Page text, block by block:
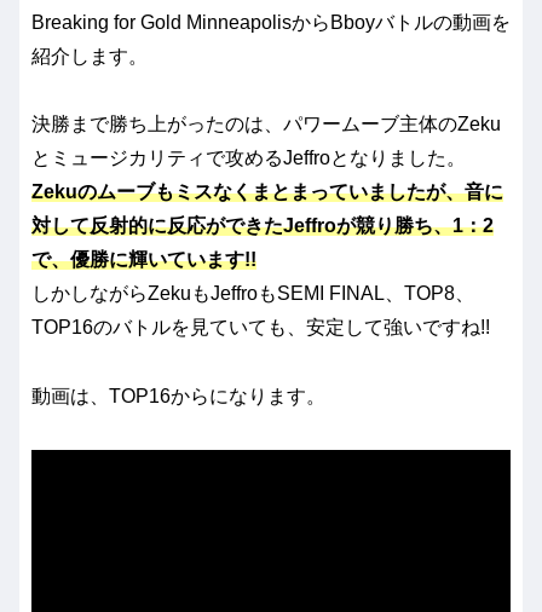
Breaking for Gold MinneapolisからBboyバトルの動画を
紹介します。
決勝まで勝ち上がったのは、パワームーブ主体のZeku
とミュージカリティで攻めるJeffroとなりました。
Zekuのムーブもミスなくまとまっていましたが、音に
対して反射的に反応ができたJeffroが競り勝ち、1：2
で、優勝に輝いています!!
しかしながらZekuもJeffroもSEMI FINAL、TOP8、
TOP16のバトルを見ていても、安定して強いですね!!
動画は、TOP16からになります。